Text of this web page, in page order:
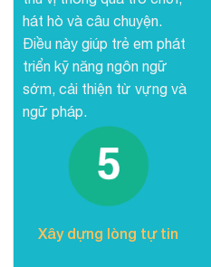
hát hò và câu chuyện.
Điều này giúp trẻ em phát
triển kỹ năng ngôn ngữ
sớm, cải thiện từ vựng và
ngữ pháp.
Xây dựng lòng tự tin